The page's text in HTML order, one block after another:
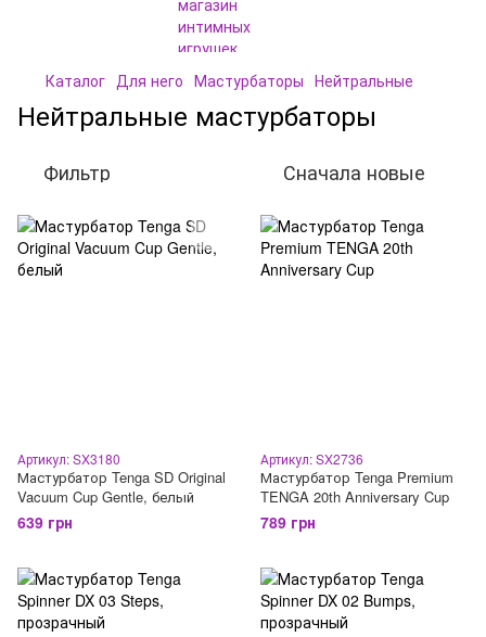
Каталог Для него Мастурбаторы Нейтральные
Нейтральные мастурбаторы
Фильтр Сначала новые
Артикул: SX3180
Мастурбатор Tenga SD Original
Vacuum Cup Gentle, белый
639 грн
Артикул: SX2736
Мастурбатор Tenga Premium
TENGA 20th Anniversary Cup
789 грн